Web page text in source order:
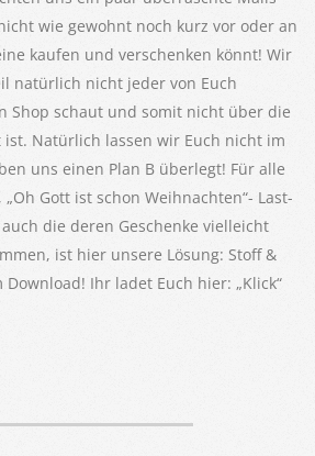
wie gewohnt noch kurz vor oder an
kaufen und verschenken könnt! Wir
natürlich nicht jeder von Euch
Shop schaut und somit nicht über die
Natürlich lassen wir Euch nicht im
uns einen Plan B überlegt! Für alle
„Oh Gott ist schon Weihnachten“- Last-
die deren Geschenke vielleicht
ist hier unsere Lösung: Stoff &
Ihr ladet Euch hier: „Klick“